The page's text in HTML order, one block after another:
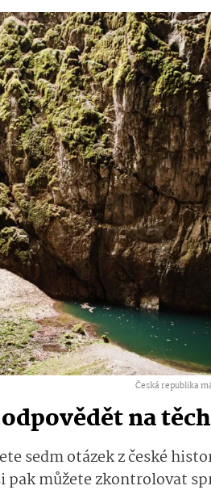
Česká republika
na
sedm otázek z české
pak můžete zkontrolovat